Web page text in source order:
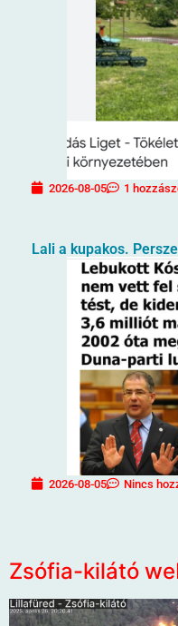
2026-08-05 1
Lali a kupakos.
2026-08-05 Nincs
Zsófia-kilátó